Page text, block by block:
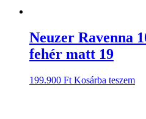
Neuzer Ravenna
fehér matt 19
199.900 Ft Kosárba teszem